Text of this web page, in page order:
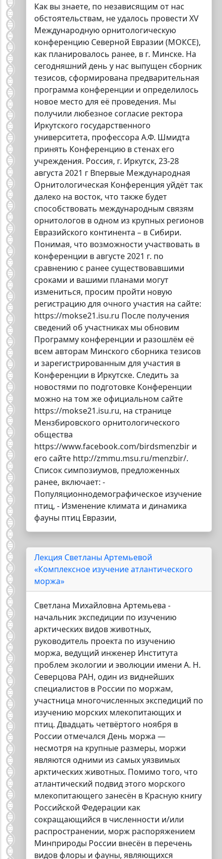
Как вы знаете, по независящим от нас
обстоятельствам, не удалось провести XV
Международную орнитологическую
конференцию Северной Евразии (МОКСЕ),
как планировалось ранее, в г. Минске. На
сегодняшний день у нас выпущен сборник
тезисов, сформирована предварительная
программа конференции и определилось
новое место для её проведения. Мы
получили любезное согласие ректора
Иркутского государственного
университета, профессора А.Ф. Шмидта
принять Конференцию в стенах его
учреждения. Россия, г. Иркутск, 23-28
августа 2021 г Впервые Международная
Орнитологическая Конференция уйдёт так
далеко на восток, что также будет
способствовать международным связям
орнитологов в одном из крупных регионов
Евразийского континента – в Сибири.
Понимая, что возможности участвовать в
конференции в августе 2021 г. по
сравнению с ранее существовавшими
сроками и вашими планами могут
измениться, просим пройти новую
регистрацию для очного участия на сайте:
https://mokse21.isu.ru После получения
сведений об участниках мы обновим
Программу конференции и разошлём её
всем авторам Минского сборника тезисов
и зарегистрированным для участия в
Конференции в Иркутске. Следить за
новостями по подготовке Конференции
можно на том же официальном сайте
https://mokse21.isu.ru, на странице
Мензбировского орнитологического
общества
https://www.facebook.com/birdsmenzbir и
его сайте http://zmmu.msu.ru/menzbir/.
Список симпозиумов, предложенных
ранее, включает: -
Популяционнодемографическое изучение
птиц, - Изменение климата и динамика
фауны птиц Евразии,
Лекция Светланы Артемьевой
«Комплексное изучение атлантического
моржа»
Светлана Михайловна Артемьева -
начальник экспедиции по изучению
арктических видов животных,
руководитель проекта по изучению
моржа, ведущий инженер Института
проблем экологии и эволюции имени А. Н.
Северцова РАН, один из виднейших
специалистов в России по моржам,
участница многочисленных экспедиций по
изучению морских млекопитающих и
птиц. Двадцать четвёртого ноября в
России отмечался День моржа —
несмотря на крупные размеры, моржи
являются одними из самых уязвимых
арктических животных. Помимо того, что
атлантический подвид этого морского
млекопитающего занесён в Красную книгу
Российской Федерации как
сокращающийся в численности и/или
распространении, морж распоряжением
Минприроды России внесён в перечень
видов флоры и фауны, являющихся